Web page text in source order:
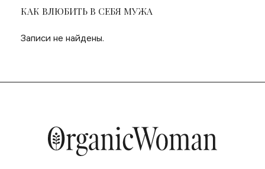
КАК ВЛЮБИТЬ В СЕБЯ МУЖА
Записи не найдены.